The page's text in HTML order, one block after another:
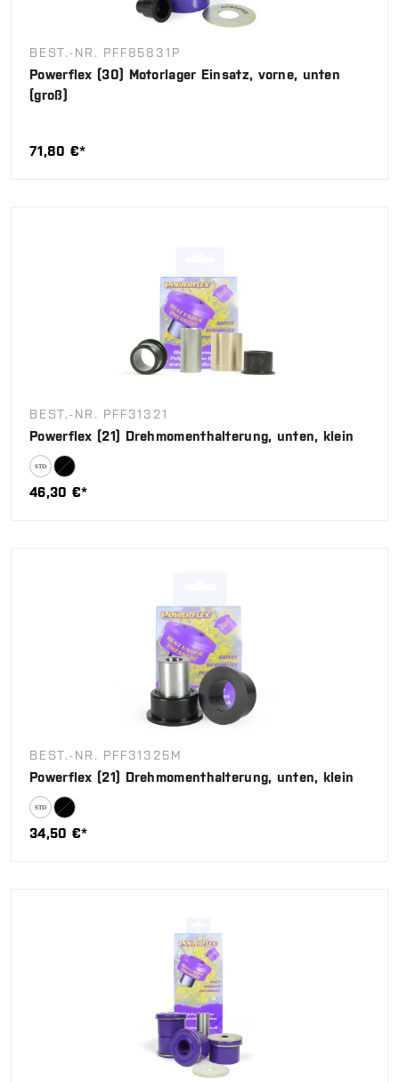
BEST.-NR. PFF85831P
Powerflex (30) Motorlager Einsatz, vorne, unten
(groß)
71,80 €*
BEST.-NR. PFF31321
Powerflex (21) Drehmomenthalterung, unten, klein
46,30 €*
BEST.-NR. PFF31325M
Powerflex (21) Drehmomenthalterung, unten, klein
34,50 €*